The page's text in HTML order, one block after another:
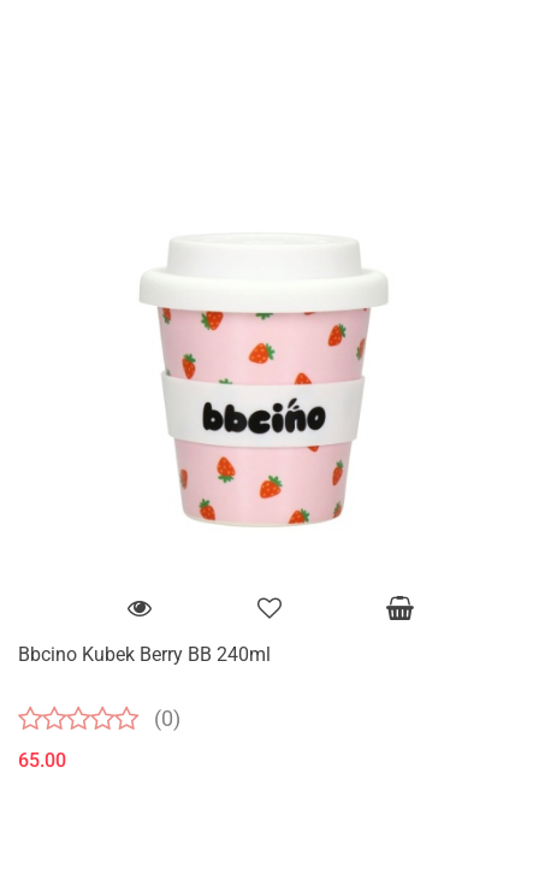
Bbcino Kubek Berry BB 240ml
(0)
65.00